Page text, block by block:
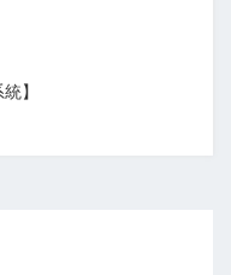
統】